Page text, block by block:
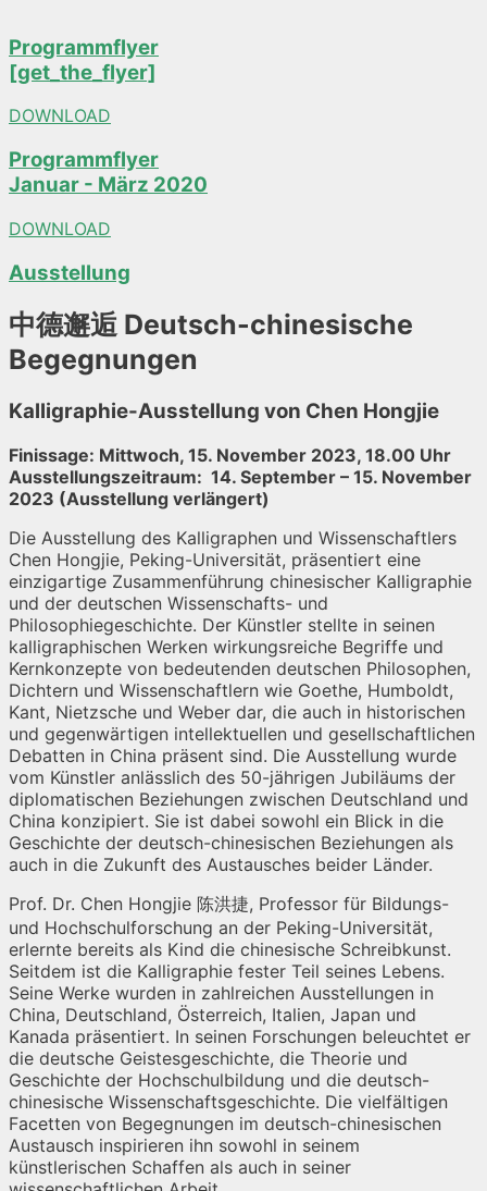
Programmflyer
[get_the_flyer]
DOWNLOAD
Programmflyer
Januar - März 2020
DOWNLOAD
Ausstellung
中德邂逅 Deutsch-chinesische
Begegnungen
Kalligraphie-Ausstellung von Chen Hongjie
Finissage: Mittwoch, 15. November 2023, 18.00 Uhr
Ausstellungszeitraum: 14. September – 15. November
2023 (Ausstellung verlängert)
Die Ausstellung des Kalligraphen und Wissenschaftlers
Chen Hongjie, Peking-Universität, präsentiert eine
einzigartige Zusammenführung chinesischer Kalligraphie
und der deutschen Wissenschafts- und
Philosophiegeschichte. Der Künstler stellte in seinen
kalligraphischen Werken wirkungsreiche Begriffe und
Kernkonzepte von bedeutenden deutschen Philosophen,
Dichtern und Wissenschaftlern wie Goethe, Humboldt,
Kant, Nietzsche und Weber dar, die auch in historischen
und gegenwärtigen intellektuellen und gesellschaftlichen
Debatten in China präsent sind. Die Ausstellung wurde
vom Künstler anlässlich des 50-jährigen Jubiläums der
diplomatischen Beziehungen zwischen Deutschland und
China konzipiert. Sie ist dabei sowohl ein Blick in die
Geschichte der deutsch-chinesischen Beziehungen als
auch in die Zukunft des Austausches beider Länder.
Prof. Dr. Chen Hongjie 陈洪捷, Professor für Bildungs-
und Hochschulforschung an der Peking-Universität,
erlernte bereits als Kind die chinesische Schreibkunst.
Seitdem ist die Kalligraphie fester Teil seines Lebens.
Seine Werke wurden in zahlreichen Ausstellungen in
China, Deutschland, Österreich, Italien, Japan und
Kanada präsentiert. In seinen Forschungen beleuchtet er
die deutsche Geistesgeschichte, die Theorie und
Geschichte der Hochschulbildung und die deutsch-
chinesische Wissenschaftsgeschichte. Die vielfältigen
Facetten von Begegnungen im deutsch-chinesischen
Austausch inspirieren ihn sowohl in seinem
künstlerischen Schaffen als auch in seiner